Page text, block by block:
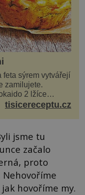
feta sýrem vytvářejí
zamilujete.
2 lžíce
špen...
tisicereceptu.cz
jsme tu
začalo
proto
hovoříme my.